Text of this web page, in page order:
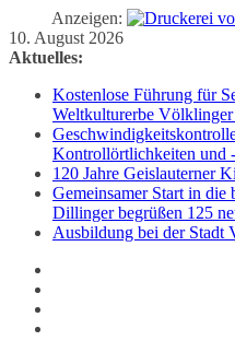
Anzeigen:
Zum
Inhalt
10. August 2026
Aktuelles:
Kostenlose Führung für
Weltkulturerbe
Kontrollörtlichkeiten und
120 Jahre Geislauterner
Gemeinsamer Start in
Dillinger begrüßen 125
Ausbildung bei der Stadt